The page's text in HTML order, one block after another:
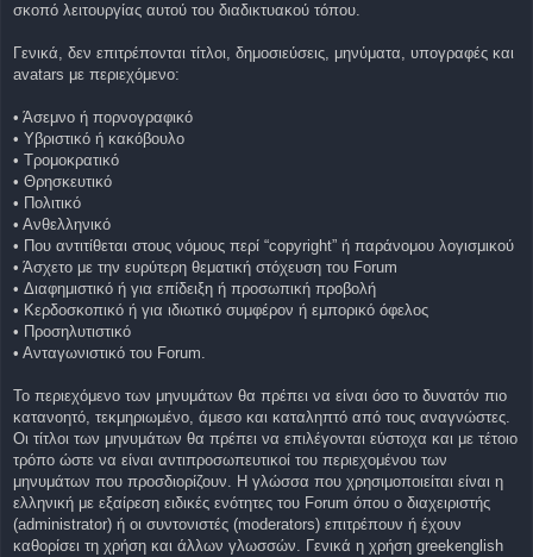
σκοπό λειτουργίας αυτού του διαδικτυακού τόπου.
Γενικά, δεν επιτρέπονται τίτλοι, δημοσιεύσεις, μηνύματα, υπογραφές και
avatars με περιεχόμενο:
• Άσεμνο ή πορνογραφικό
• Υβριστικό ή κακόβουλο
• Τρομοκρατικό
• Θρησκευτικό
• Πολιτικό
• Ανθελληνικό
• Που αντιτίθεται στους νόμους περί “copyright” ή παράνομου λογισμικού
• Άσχετο με την ευρύτερη θεματική στόχευση του Forum
• Διαφημιστικό ή για επίδειξη ή προσωπική προβολή
• Κερδοσκοπικό ή για ιδιωτικό συμφέρον ή εμπορικό όφελος
• Προσηλυτιστικό
• Ανταγωνιστικό του Forum.
Το περιεχόμενο των μηνυμάτων θα πρέπει να είναι όσο το δυνατόν πιο
κατανοητό, τεκμηριωμένο, άμεσο και καταληπτό από τους αναγνώστες.
Οι τίτλοι των μηνυμάτων θα πρέπει να επιλέγονται εύστοχα και με τέτοιο
τρόπο ώστε να είναι αντιπροσωπευτικοί του περιεχομένου των
μηνυμάτων που προσδιορίζουν. Η γλώσσα που χρησιμοποιείται είναι η
ελληνική με εξαίρεση ειδικές ενότητες του Forum όπου ο διαχειριστής
(administrator) ή οι συντονιστές (moderators) επιτρέπουν ή έχουν
καθορίσει τη χρήση και άλλων γλωσσών. Γενικά η χρήση greekenglish